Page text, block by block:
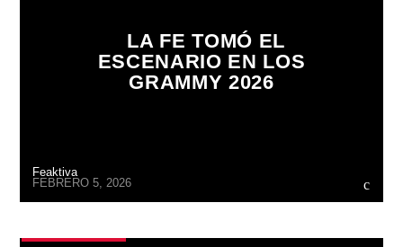
LA FE TOMÓ EL
ESCENARIO EN LOS
GRAMMY 2026
Feaktiva
FEBRERO 5, 2026